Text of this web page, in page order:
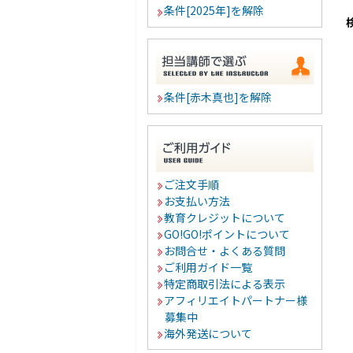
条件[2025年]を解除
条件[赤木真也]を解除
ご注文手順
お支払い方法
教育クレジットについて
GO!GO!ポイントについて
お問合せ・よくある質問
ご利用ガイド一覧
特定商取引法による表示
アフィリエイトパートナー様
募集中
海外発送について